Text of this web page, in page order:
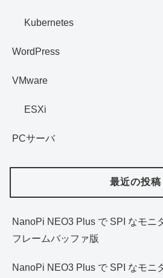
Kubernetes
WordPress
VMware
ESXi
PCサーバ
最近の投稿
NanoPi NEO3 Plus で SPI なモニ
フレームバッファ版
NanoPi NEO3 Plus で SPI なモニ